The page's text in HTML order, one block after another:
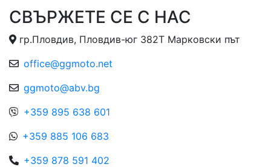
СВЪРЖЕТЕ СЕ С НАС
гр.Пловдив, Пловдив-юг 382Т Марковски път
office@ggmoto.net
ggmoto@abv.bg
+359 895 638 601
+359 885 106 683
+359 878 591 402